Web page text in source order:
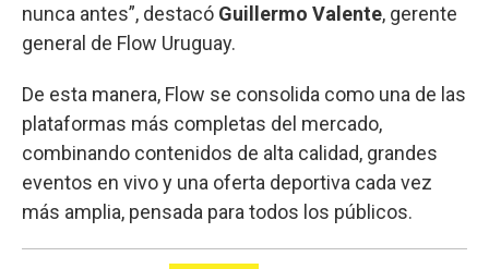
nunca antes”, destacó Guillermo Valente, gerente
general de Flow Uruguay.
De esta manera, Flow se consolida como una de las
plataformas más completas del mercado,
combinando contenidos de alta calidad, grandes
eventos en vivo y una oferta deportiva cada vez
más amplia, pensada para todos los públicos.